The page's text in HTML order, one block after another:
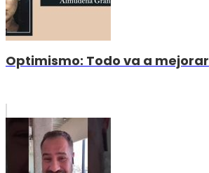
Optimismo: Todo va a mejorar